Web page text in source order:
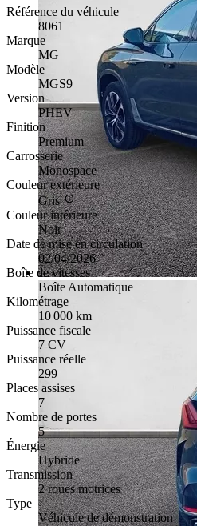
Référence du véhicule
8061
Marque
MG
Modèle
MGS9
Version
PHEV
Finition
Premium
Carrosserie
Monospace
Couleur extérieure
Gris
Couleur intérieure
Noir
Date de mise en circulation
02/04/2026
Boîte de vitesses
Boîte Automatique
Kilométrage
10 000 km
Puissance fiscale
7 CV
Puissance réelle
299
Places assises
7
Nombre de portes
5
Énergie
Hybride
Transmission
2 roues motrices
Type
Véhicule de démonstration